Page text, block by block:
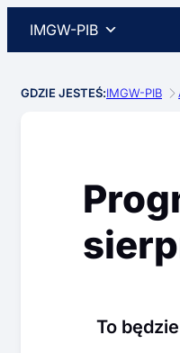
IMGW-PIB
GDZIE JESTEŚ:IMGW-PIB
To